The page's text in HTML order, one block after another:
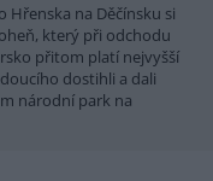
Hřenska na Děčínsku si
který při odchodu
přitom platí nejvyšší
dostihli a dali
národní park na